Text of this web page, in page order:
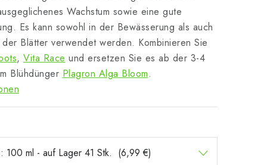
Wachstum sowie eine gute
Es kann sowohl in der Bewässerung als auch
Blätter verwendet werden. Kombinieren Sie
, Vita Race und ersetzen Sie es ab der 3-4
Blühdünger Plagron Alga Bloom.